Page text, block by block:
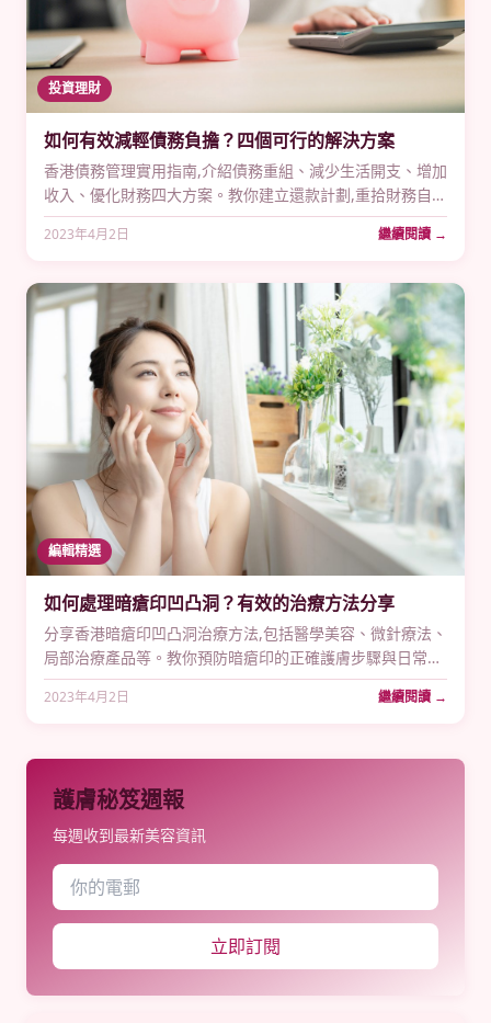
投資理財
如何有效減輕債務負擔？四個可行的解決方案
香港債務管理實用指南,介紹債務重組、減少生活開支、增加
收入、優化財務四大方案。教你建立還款計劃,重拾財務自由
的具體方法。
2023年4月2日 繼續閱讀 →
編輯精選
如何處理暗瘡印凹凸洞？有效的治療方法分享
分享香港暗瘡印凹凸洞治療方法,包括醫學美容、微針療法、
局部治療產品等。教你預防暗瘡印的正確護膚步驟與日常保
養秘訣。
2023年4月2日 繼續閱讀 →
護膚秘笈週報
每週收到最新美容資訊
立即訂閱